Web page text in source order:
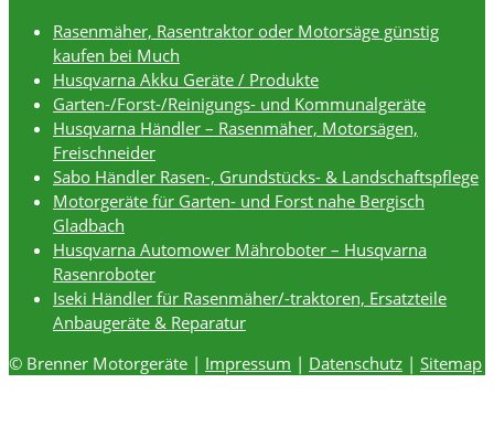
Rasenmäher, Rasentraktor oder Motorsäge günstig
kaufen bei Much
Husqvarna Akku Geräte / Produkte
Garten-/Forst-/Reinigungs- und Kommunalgeräte
Husqvarna Händler – Rasenmäher, Motorsägen,
Freischneider
Sabo Händler Rasen-, Grundstücks- & Landschaftspflege
Motorgeräte für Garten- und Forst nahe Bergisch
Gladbach
Husqvarna Automower Mähroboter – Husqvarna
Rasenroboter
Iseki Händler für Rasenmäher/-traktoren, Ersatzteile
Anbaugeräte & Reparatur
© Brenner Motorgeräte | Impressum | Datenschutz | Sitemap